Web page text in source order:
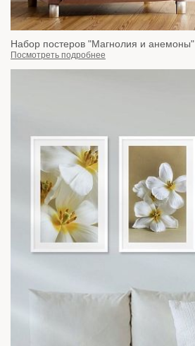
Набор постеров "Магнолия и анемоны"
Посмотреть подробнее